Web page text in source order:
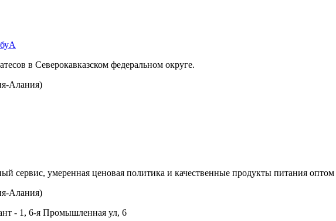
в Северокавказском федеральном округе.
Алания)
сервис, умеренная ценовая политика и качественные продукты питания
Алания)
- 1, 6-я Промышленная ул, 6